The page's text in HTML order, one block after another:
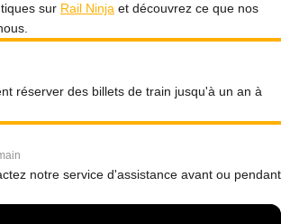
sur Rail Ninja et découvrez ce que nos
réserver des billets de train jusqu'à un an à
notre service d'assistance avant ou pendant